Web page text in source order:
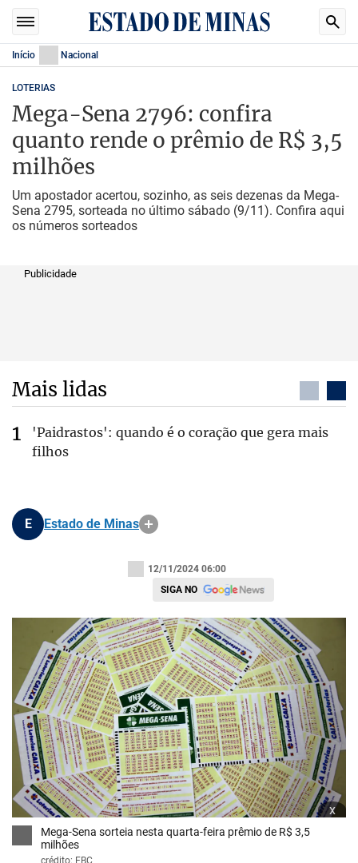
Início Nacional
LOTERIAS
Mega-Sena 2796: confira
quanto rende o prêmio de R$ 3,5
milhões
Um apostador acertou, sozinho, as seis dezenas da Mega-
Sena 2795, sorteada no último sábado (9/11). Confira aqui
os números sorteados
Publicidade
Mais lidas
'Paidrastos': quando é o coração que gera mais
filhos
E Estado de Minas
12/11/2024 06:00
SIGA NO
x
Mega-Sena sorteia nesta quarta-feira prêmio de R$ 3,5
milhões
crédito: EBC